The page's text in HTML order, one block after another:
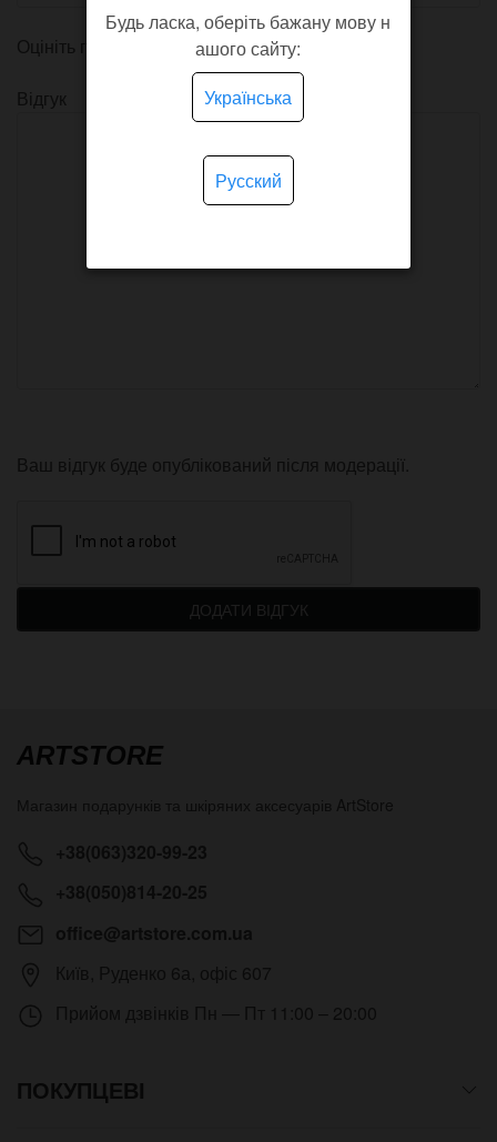
Оцініть продукт
Відгук
Ваш відгук буде опублікований після модерації.
ДОДАТИ ВІДГУК
ARTSTORE
ПОКУПЦЕВІ
Будь ласка, оберіть бажану мову н
ашого сайту:
Українська
Русский